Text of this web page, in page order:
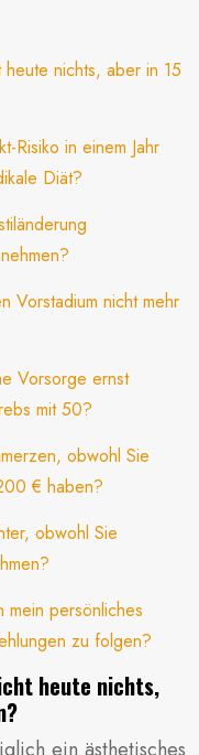
nichts, aber in 15
Risiko in einem Jahr
Diät?
Vorstadium nicht mehr
Vorsorge ernst
mit 50?
obwohl Sie
€ haben?
obwohl Sie
persönliches
zu folgen?
heute nichts,